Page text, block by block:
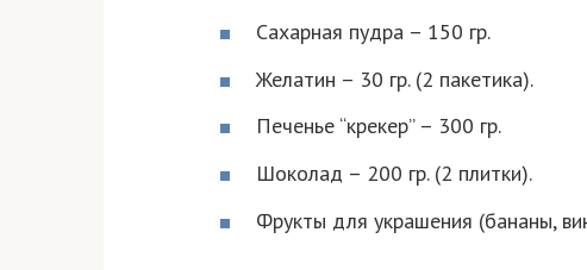
Сахарная пудра – 150 гр.
Желатин – 30 гр. (2 пакетика).
Печенье “крекер” – 300 гр.
Шоколад – 200 гр. (2 плитки).
Фрукты для украшения (бананы,